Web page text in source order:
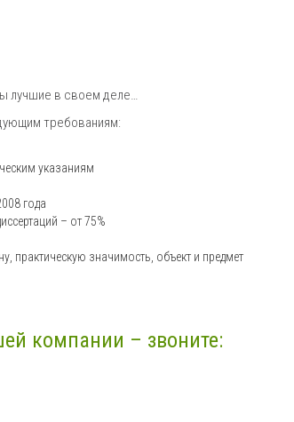
лучшие в своем деле…
требованиям:
указаниям
года
– от 75%
практическую значимость, объект и предмет
компании – звоните: